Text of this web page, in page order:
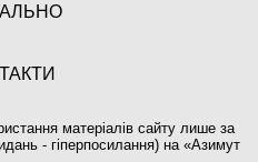
матеріалів сайту лише за
- гіперпосилання) на «Азимут